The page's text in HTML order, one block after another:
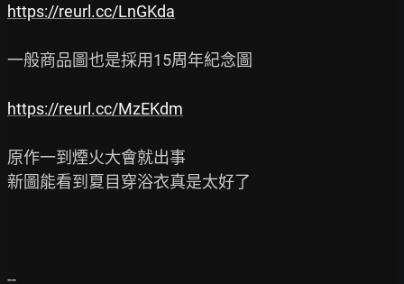
https://reurl.cc/LnGKda
一般商品圖也是採用15周年紀念圖
https://reurl.cc/MzEKdm
原作一到煙火大會就出事
新圖能看到夏目穿浴衣真是太好了